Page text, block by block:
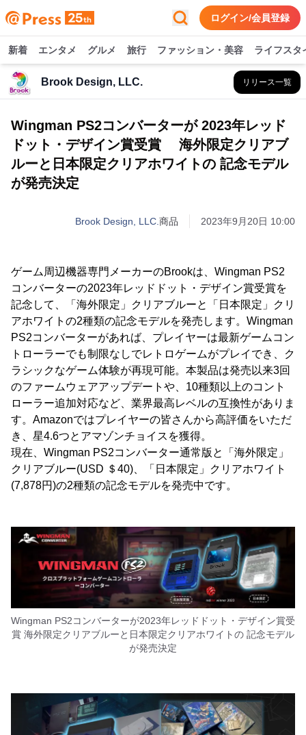
ログイン/会員登録
新着 エンタメ グルメ 旅行 ファッション・美容 ライフスタ
Brook Design, LLC. リリース一覧
Wingman PS2コンバーターが 2023年レッド
ドット・デザイン賞受賞 海外限定クリアブ
ルーと日本限定クリアホワイトの 記念モデル
が発売決定
Brook Design, LLC. 商品 2023年9月20日 10:00
ゲーム周辺機器専門メーカーのBrookは、Wingman PS2
コンバーターの2023年レッドドット・デザイン賞受賞を
記念して、「海外限定」クリアブルーと「日本限定」クリ
アホワイトの2種類の記念モデルを発売します。Wingman
PS2コンバーターがあれば、プレイヤーは最新ゲームコン
トローラーでも制限なしでレトロゲームがプレイでき、ク
ラシックなゲーム体験が再現可能。本製品は発売以来3回
のファームウェアアップデートや、10種類以上のコント
ローラー追加対応など、業界最高レベルの互換性がありま
す。Amazonではプレイヤーの皆さんから高評価をいただ
き、星4.6つとアマゾンチョイスを獲得。
現在、Wingman PS2コンバーター通常版と「海外限定」
クリアブルー(USD ＄40)、「日本限定」クリアホワイト
(7,878円)の2種類の記念モデルを発売中です。
Wingman PS2コンバーターが2023年レッドドット・デザイン賞受
賞 海外限定クリアブルーと日本限定クリアホワイトの 記念モデル
が発売決定